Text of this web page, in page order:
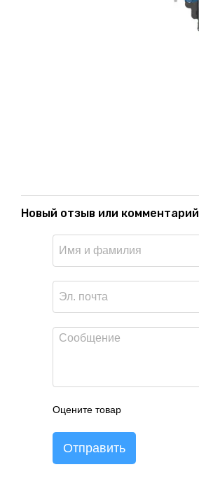
Новый отзыв или комментарий
Оцените товар
Отправить